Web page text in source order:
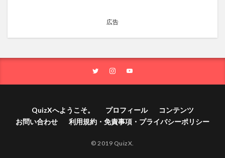
広告
QuizXへようこそ。 プロフィール
コンテンツ
お問い合わせ
利用規約・免責事項・プライバシーポリシー
© 2019 QuizX.